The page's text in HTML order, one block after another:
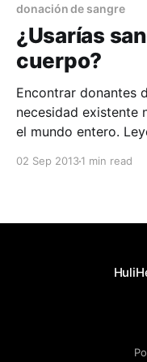
Lance Twyman,
donación de sangre
¿Usarías
cuerpo?
Encontrar donantes
necesidad existente
el mundo entero. Leyendo varios artículos me
creación de sangre artificial.
02 Sep 20131 min read